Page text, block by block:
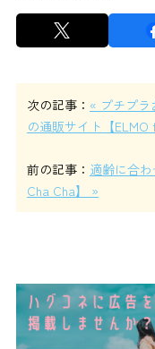
次の記事： « プチプラ
の通販サイト【ELMO
前の記事： 適齢に合
Cha Cha】 »